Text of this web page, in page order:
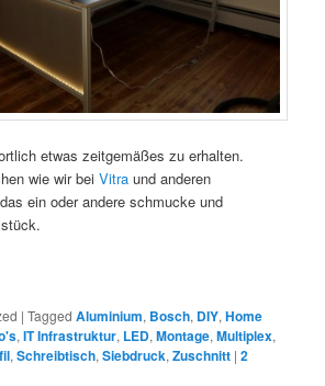
etwas zeitgemäßes zu erhalten.
wie wir beiVitra und anderen
ein oder andere schmucke und
|Tagged Aluminium, Bosch, DIY,Home
,IT Infrastruktur, LED,Montage,Multiplex,
,Schreibtisch,Siebdruck,Zuschnitt |2